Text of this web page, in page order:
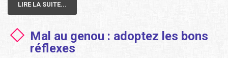
LIRE LA SUITE...
Mal au genou : adoptez les bons
réflexes